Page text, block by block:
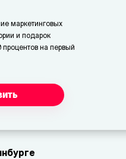
маркетинговых
и подарок
процентов на первый